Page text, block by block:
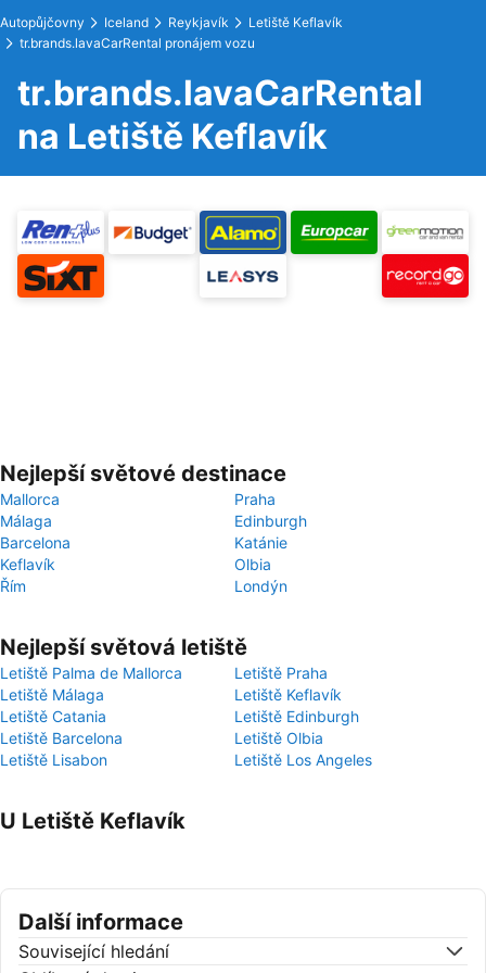
Autopůjčovny Iceland Reykjavík
Letiště Keflavík
tr.brands.lavaCarRental pronájem vozu
tr.brands.lavaCarRental
na Letiště Keflavík
Nejlepší světové destinace
Mallorca
Praha
Málaga
Edinburgh
Barcelona
Katánie
Keflavík
Olbia
Řím
Londýn
Nejlepší světová letiště
Letiště Palma de Mallorca
Letiště Praha
Letiště Málaga
Letiště Keflavík
Letiště Catania
Letiště Edinburgh
Letiště Barcelona
Letiště Olbia
Letiště Lisabon
Letiště Los Angeles
U Letiště Keflavík
Další informace
Související hledání